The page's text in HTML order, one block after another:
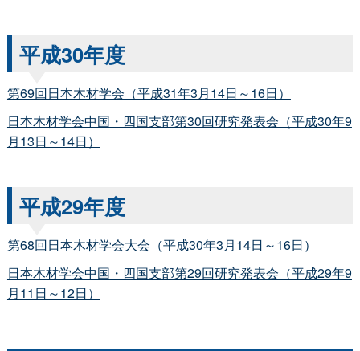
平成30年度
第69回日本木材学会（平成31年3月14日～16日）
日本木材学会中国・四国支部第30回研究発表会（平成30年9
月13日～14日）
平成29年度
第68回日本木材学会大会（平成30年3月14日～16日）
日本木材学会中国・四国支部第29回研究発表会（平成29年9
月11日～12日）